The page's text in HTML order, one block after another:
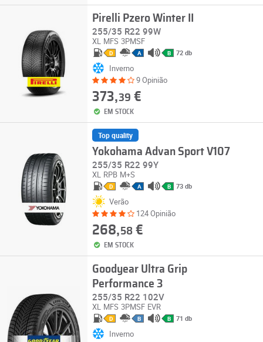
Pirelli Pzero Winter II
255/35 R22 99W
XL MFS 3PMSF
D A B 72 db
Inverno
9 Opinião
373,39 €
EM STOCK
Top quality
Yokohama Advan Sport V107
255/35 R22 99Y
XL RPB M+S
D A B 73 db
Verão
124 Opinião
268,58€
EM STOCK
Goodyear Ultra Grip
Performance 3
255/35 R22 102V
XL MFS 3PMSF EVR
D B B 71 db
Inverno